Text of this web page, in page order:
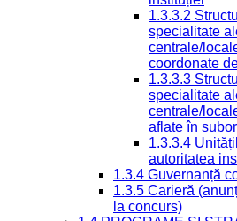
1.3.3.2
specialitate
centrale/
coordonate
1.3.3.3
specialitate
centrale/
aflate în
1.3.3.4
autoritatea
1.3.4 Guvernanță
1.3.5 Carieră
la concurs)